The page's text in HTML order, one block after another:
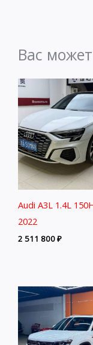
Вас
Audi A3L 1.4L
2022
2 511 800₽